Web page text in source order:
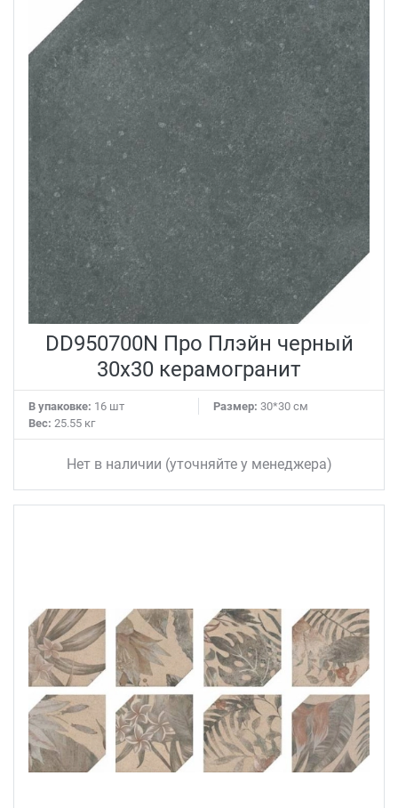
DD950700N Про Плэйн черный
30x30 керамогранит
В упаковке: 16 шт Размер: 30*30 см
Вес: 25.55 кг
Нет в наличии (уточняйте у менеджера)